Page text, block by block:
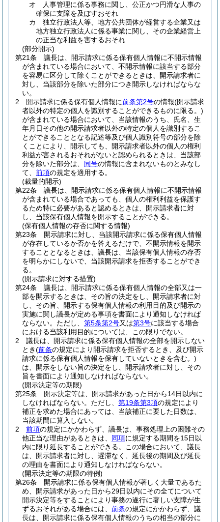
オ
人事管理に係る事務に関し、公正かつ円滑な人事の
確保に支障を及ぼすおそれ
カ
独立行政法人等、地方公共団体が経営する企業又は
地方独立行政法人に係る事業に関し、その企業経営上
の正当な利益を害するおそれ
(部分開示)
第21条
議長は、開示請求に係る保有個人情報に不開示情報
が含まれている場合において、不開示情報に該当する部分
を容易に区分して除くことができるときは、開示請求者に
対し、当該部分を除いた部分につき開示しなければならな
い。
2
開示請求に係る保有個人情報に前条第2号の情報(開示請求
者以外の特定の個人を識別することができるものに限る。)
が含まれている場合において、当該情報のうち、氏名、生
年月日その他の開示請求者以外の特定の個人を識別するこ
とができることとなる記述等及び個人識別符号の部分を除
くことにより、開示しても、開示請求者以外の個人の権利
利益が害されるおそれがないと認められるときは、当該部
分を除いた部分は、 同号の情報に含まれないものとみなし
て、 前項の規定を適用する。
(裁量的開示)
第22条
議長は、開示請求に係る保有個人情報に不開示情報
が含まれている場合であっても、個人の権利利益を保護す
るため特に必要があると認めるときは、開示請求者に対
し、当該保有個人情報を開示することができる。
(保有個人情報の存否に関する情報)
第23条
開示請求に対し、当該開示請求に係る保有個人情報
が存在しているか否かを答えるだけで、不開示情報を開示
することとなるときは、議長は、当該保有個人情報の存否
を明らかにしないで、当該開示請求を拒否することができ
る。
(開示請求に対する措置)
第24条
議長は、開示請求に係る保有個人情報の全部又は一
部を開示するときは、その旨の決定をし、開示請求者に対
し、その旨、開示する保有個人情報の利用目的及び開示の
実施に関し議長が定める事項を書面により通知しなければ
ならない。 ただし、 第5条第2号又は第3号に該当する場合
における当該利用目的については、この限りでない。
2
議長は、開示請求に係る保有個人情報の全部を開示しない
とき(前条の規定により開示請求を拒否するとき、及び開示
請求に係る保有個人情報を保有していないときを含む。)
は、開示をしない旨の決定をし、開示請求者に対し、その
旨を書面により通知しなければならない。
(開示決定等の期限)
第25条
開示決定等は、開示請求があった日から14日以内に
しなければならない。 ただし、 第19条第3項の規定により
補正を求めた場合にあっては、当該補正に要した日数は、
当該期間に算入しない。
2
前項の規定にかかわらず、議長は、事務処理上の困難その
他正当な理由があるときは、 同項に規定する期間を15日以
内に限り延長することができる。
この場合において、議長
は、開示請求者に対し、遅滞なく、延長後の期間及び延長
の理由を書面により通知しなければならない。
(開示決定等の期限の特例)
第26条
開示請求に係る保有個人情報が著しく大量であるた
め、開示請求があった日から29日以内にその全てについて
開示決定等をすることにより事務の遂行に著しい支障が生
ずるおそれがある場合には、 前条の規定にかかわらず、議
長は、開示請求に係る保有個人情報のうちの相当の部分に